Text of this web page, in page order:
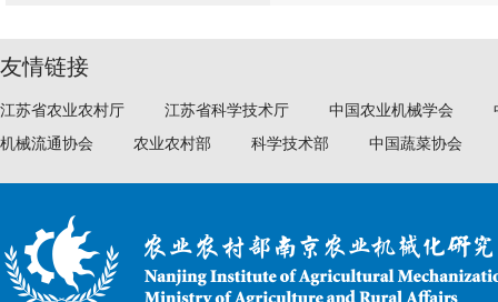
友情链接
江苏省农业农村厅 江苏省科学技术厅 中国农业机械学会
机械流通协会
农业农村部 科学技术部 中国蔬菜协会